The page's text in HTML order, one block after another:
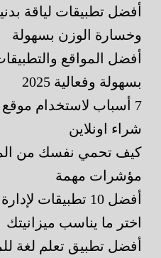
وخسارة الوزن بسهولة
أفضل المواقع
بسهولة وفعالية 2025
7 أسباب لاستخدام
شراء اونلاين
مؤشرات مهمة
أفضل 10 تطبيقات
اختر ما يناسب ميزانيتك